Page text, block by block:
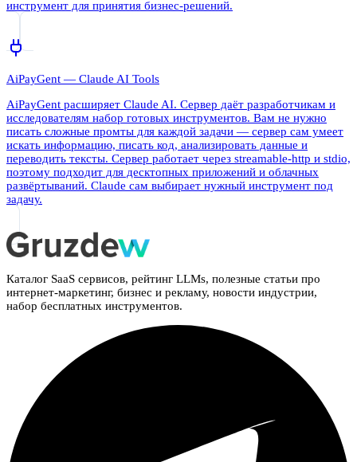
инструмент для принятия бизнес-решений.
AiPayGent — Claude AI Tools
AiPayGent расширяет Claude AI. Сервер даёт разработчикам и
исследователям набор готовых инструментов. Вам не нужно
писать сложные промты для каждой задачи — сервер сам умеет
искать информацию, писать код, анализировать данные и
переводить тексты. Сервер работает через streamable-http и stdio,
поэтому подходит для десктопных приложений и облачных
развёртываний. Claude сам выбирает нужный инструмент под
задачу.
Каталог SaaS сервисов, рейтинг LLMs, полезные статьи про
интернет-маркетинг, бизнес и рекламу, новости индустрии,
набор бесплатных инструментов.